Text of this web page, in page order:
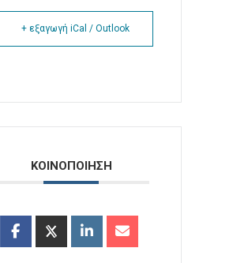
+ εξαγωγή iCal / Outlook
ΚΟΙΝΟΠΟΙΗΣΗ